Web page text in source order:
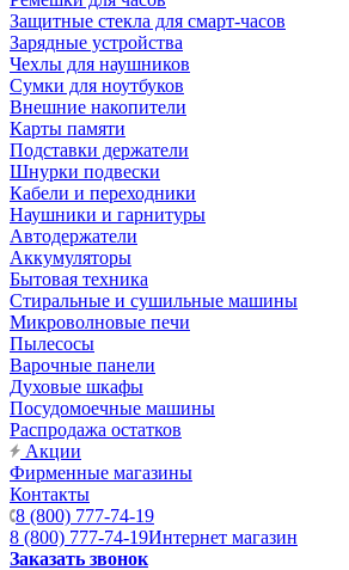
Защитные стекла для смарт-часов
Зарядные устройства
Чехлы для наушников
Сумки для ноутбуков
Внешние накопители
Карты памяти
Подставки держатели
Шнурки подвески
Кабели и переходники
Наушники и гарнитуры
Автодержатели
Аккумуляторы
Бытовая техника
Стиральные и сушильные машины
Микроволновые печи
Пылесосы
Варочные панели
Духовые шкафы
Посудомоечные машины
Распродажа остатков
Акции
Фирменные магазины
Контакты
8 (800) 777-74-19
8 (800) 777-74-19Интернет магазин
Заказать звонок